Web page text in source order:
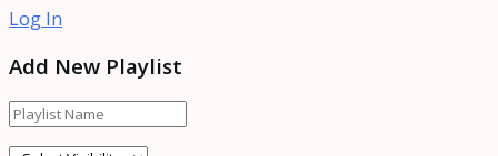
Log In
Add New Playlist